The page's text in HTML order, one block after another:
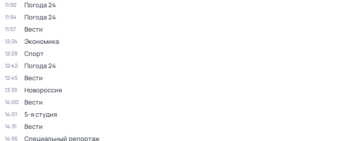
11:50 Погода 24
11:54 Погода 24
11:57 Вести
12:24 Экономика
12:29 Спорт
12:42 Погода 24
12:45 Вести
13:33 Новороссия
14:00 Вести
14:01 5-я студия
14:31 Вести
14:55 Специальный репортаж